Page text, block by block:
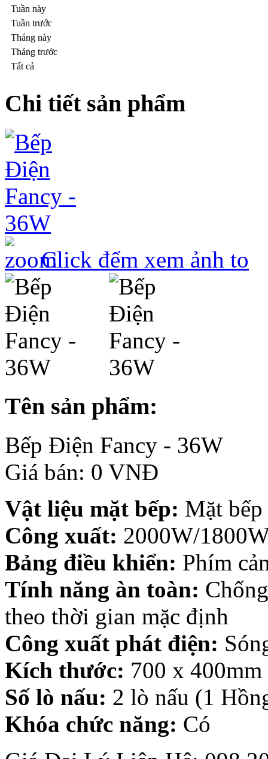
Tuần này
Tuần trước
Tháng này
Tháng trước
Tất cả
Chi tiết sản phẩm
Click đểm xem ảnh to
Tên sản phẩm:
Bếp Điện Fancy - 36W
Giá bán: 0 VNĐ
Vật liệu mặt bếp: Mặt
Công xuất: 2000W/
Bảng điều khiển: Phím
Tính năng àn toàn:
theo thời gian mặc định
Công xuất phát điện:
Kích thước: 700 x 400mm
Số lò nấu: 2 lò nấu (1
Khóa chức năng: Có